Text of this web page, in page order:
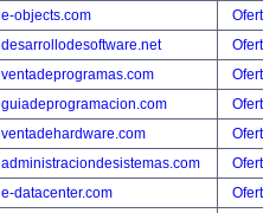
e-objects.com
desarrollodesoftware.net
ventadeprogramas.com
guiadeprogramacion.com
ventadehardware.com
administraciondesistemas.com
e-datacenter.com